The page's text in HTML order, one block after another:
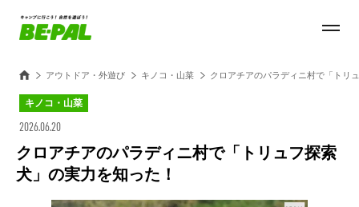
アウトドア・外遊び キノコ・山菜 クロアチアのパラディニ村で「トリ
キノコ・山菜
2026.06.20
クロアチアのパラディニ村で「トリュフ探索
犬」の実力を知った！